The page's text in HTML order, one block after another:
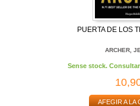
PUERTA DE LOS
ARCHER,
Sense stock.
AFEGIR A LA